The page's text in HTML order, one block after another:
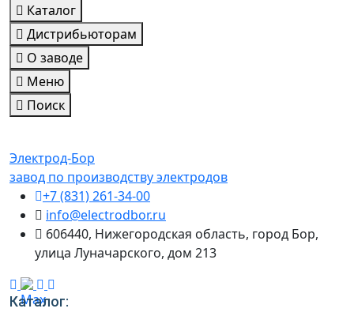
Каталог
Дистрибьюторам
О заводе
Меню
Поиск
Электрод-Бор
завод по производству электродов
+7 (831) 261-34-00
info@electrodbor.ru
606440, Нижегородская область, город Бор,
улица Луначарского, дом 213
Каталог: